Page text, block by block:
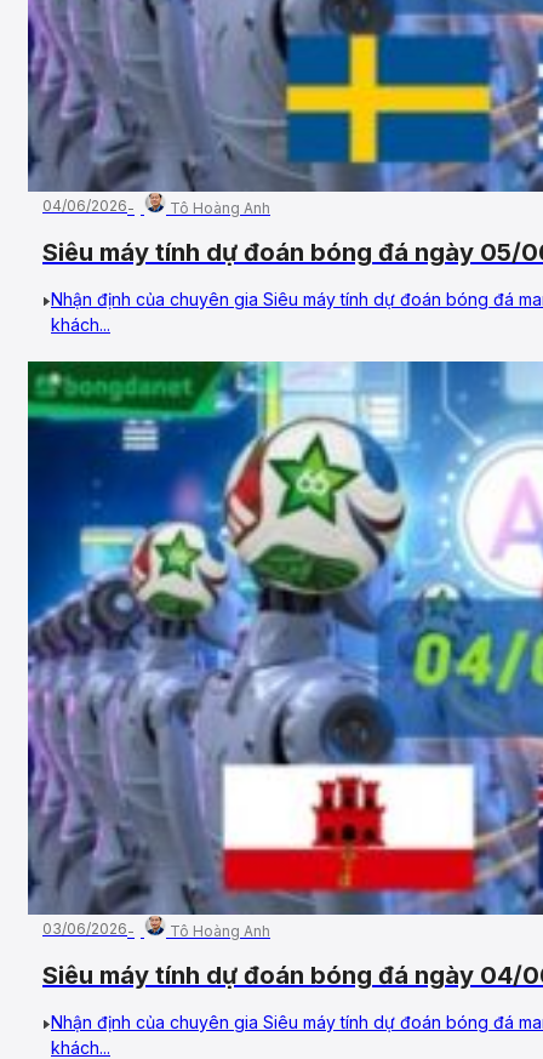
04/06/2026 Tô Hoàng Anh
Siêu máy tính dự đoán bóng đá ngày 05/
Nhận định của chuyên gia Siêu máy tính dự đoán bóng đá
khách...
03/06/2026 Tô Hoàng Anh
Siêu máy tính dự đoán bóng đá ngày 04/
Nhận định của chuyên gia Siêu máy tính dự đoán bóng đá
khách...